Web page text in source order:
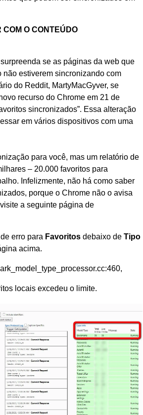
COM O CONTEÚDO
se as páginas da web que
estiverem sincronizando com
do Reddit, MartyMacGyver, se
recurso do Chrome em 21 de
sincronizados”. Essa alteração
em vários dispositivos com uma
para você, mas um relatório de
– 20.000 favoritos para
Infelizmente, não há como saber
porque o Chrome não o avisa
a seguinte página de
erro para Favoritos debaixo de Tipo
acima.
locais excedeu o limite.